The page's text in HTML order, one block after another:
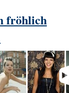
fröhlich